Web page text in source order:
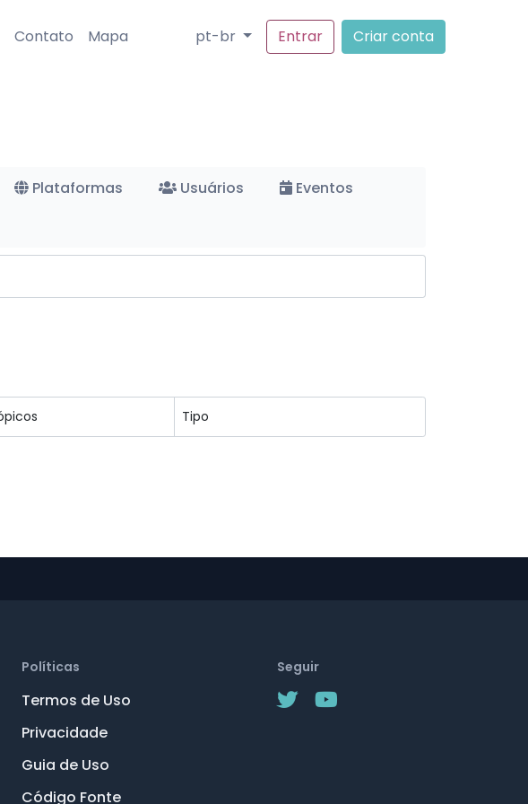
Contato Mapa pt-br Entrar Criar conta
Plataformas Usuários
Eventos
Políticas
Termos de Uso
Privacidade
Guia de Uso
Código Fonte
Seguir